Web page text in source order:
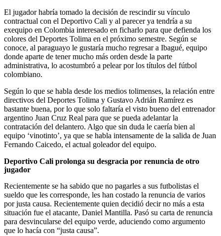
El jugador habría tomado la decisión de rescindir su vínculo
contractual con el Deportivo Cali y al parecer ya tendría a su
exequipo en Colombia interesado en ficharlo para que defienda los
colores del Deportes Tolima en el próximo semestre. Según se
conoce, al paraguayo le gustaría mucho regresar a Ibagué, equipo
donde aparte de tener mucho más orden desde la parte
administrativa, lo acostumbró a pelear por los títulos del fútbol
colombiano.
Según lo que se habla desde los medios tolimenses, la relación entre
directivos del Deportes Tolima y Gustavo Adrián Ramírez es
bastante buena, por lo que solo faltaría el visto bueno del entrenador
argentino Juan Cruz Real para que se pueda adelantar la
contratación del delantero. Algo que sin duda le caería bien al
equipo ‘vinotinto’, ya que se habla intensamente de la salida de Juan
Fernando Caicedo, el actual goleador del equipo.
Deportivo Cali prolonga su desgracia por renuncia de otro
jugador
Recientemente se ha sabido que no pagarles a sus futbolistas el
sueldo que les corresponde, les han costado la renuncia de varios
por justa causa. Recientemente quien decidió decir no más a esta
situación fue el atacante, Daniel Mantilla. Pasó su carta de renuncia
para desvincularse del equipo verde, aduciendo como argumento
que lo hacía con “justa causa”.